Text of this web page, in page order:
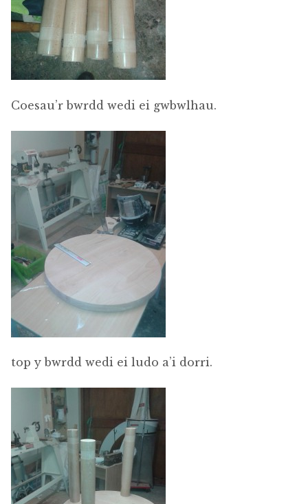
Coesau’r bwrdd wedi ei gwbwlhau.
top y bwrdd wedi ei ludo a’i dorri.